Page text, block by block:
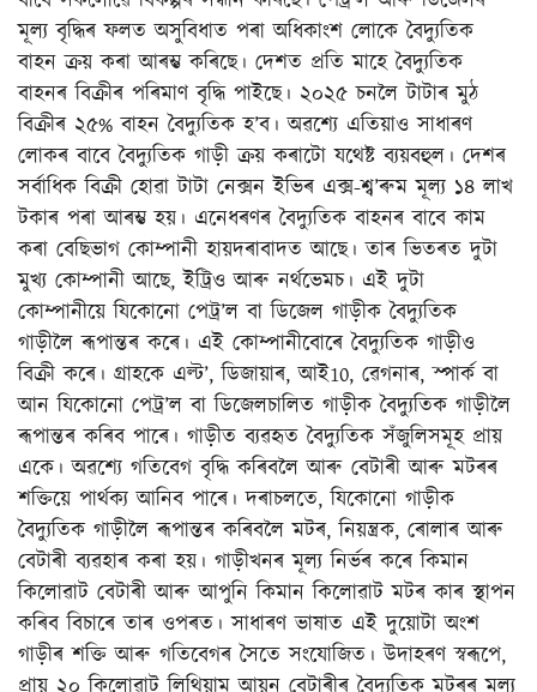
মূল্য বৃদ্ধিৰ ফলত অসুবিধাত পৰা অধিকাংশ লোকে বৈদ্যুতিক
বাহন ক্ৰয় কৰা আৰম্ভ কৰিছে। দেশত প্ৰতি মাহে বৈদ্যুতিক
বাহনৰ বিক্ৰীৰ পৰিমাণ বৃদ্ধি পাইছে। ২০২৫ চনলৈ টাটাৰ মুঠ
বিক্ৰীৰ ২৫% বাহন বৈদ্যুতিক হ’ব। অৱশ্যে এতিয়াও সাধাৰণ
লোকৰ বাবে বৈদ্যুতিক গাড়ী ক্ৰয় কৰাটো যথেষ্ট ব্যয়বহুল। দেশৰ
সৰ্বাধিক বিক্ৰী হোৱা টাটা নেক্সন ইভিৰ এক্স-শ্ব’ৰুম মূল্য ১৪ লাখ
টকাৰ পৰা আৰম্ভ হয়। এনেধৰণৰ বৈদ্যুতিক বাহনৰ বাবে কাম
কৰা বেছিভাগ কোম্পানী হায়দৰাবাদত আছে। তাৰ ভিতৰত দুটা
মুখ্য কোম্পানী আছে, ইট্ৰিও আৰু নৰ্থভেমচ। এই দুটা
কোম্পানীয়ে যিকোনো পেট্ৰ’ল বা ডিজেল গাড়ীক বৈদ্যুতিক
গাড়ীলৈ ৰূপান্তৰ কৰে। এই কোম্পানীবোৰে বৈদ্যুতিক গাড়ীও
বিক্ৰী কৰে। গ্ৰাহকে এল্ট’, ডিজায়াৰ, আই10, ৱেগনাৰ, স্পাৰ্ক বা
আন যিকোনো পেট্ৰ’ল বা ডিজেলচালিত গাড়ীক বৈদ্যুতিক গাড়ীলৈ
ৰূপান্তৰ কৰিব পাৰে। গাড়ীত ব্যৱহৃত বৈদ্যুতিক সঁজুলিসমূহ প্ৰায়
একে। অৱশ্যে গতিবেগ বৃদ্ধি কৰিবলৈ আৰু বেটাৰী আৰু মটৰৰ
শক্তিয়ে পাৰ্থক্য আনিব পাৰে। দৰাচলতে, যিকোনো গাড়ীক
বৈদ্যুতিক গাড়ীলৈ ৰূপান্তৰ কৰিবলৈ মটৰ, নিয়ন্ত্ৰক, ৰোলাৰ আৰু
বেটাৰী ব্যৱহাৰ কৰা হয়। গাড়ীখনৰ মূল্য নিৰ্ভৰ কৰে কিমান
কিলোৱাট বেটাৰী আৰু আপুনি কিমান কিলোৱাট মটৰ কাৰ স্থাপন
কৰিব বিচাৰে তাৰ ওপৰত। সাধাৰণ ভাষাত এই দুয়োটা অংশ
গাড়ীৰ শক্তি আৰু গতিবেগৰ সৈতে সংযোজিত। উদাহৰণ স্বৰূপে,